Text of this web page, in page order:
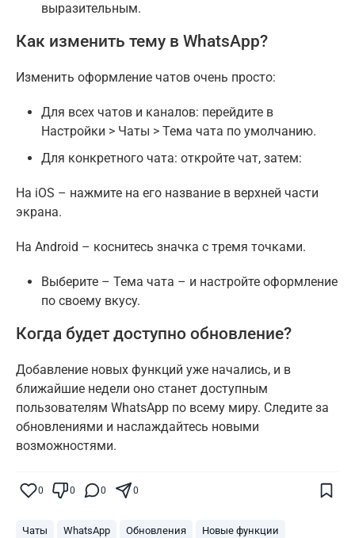
выразительным.
Как изменить тему в WhatsApp?
Изменить оформление чатов очень просто:
Для всех чатов и каналов: перейдите в
Настройки > Чаты > Тема чата по умолчанию.
Для конкретного чата: откройте чат, затем:
На iOS – нажмите на его название в верхней части
экрана.
На Android – коснитесь значка с тремя точками.
Выберите – Тема чата – и настройте оформление
по своему вкусу.
Когда будет доступно обновление?
Добавление новых функций уже начались, и в
ближайшие недели оно станет доступным
пользователям WhatsApp по всему миру. Следите за
обновлениями и наслаждайтесь новыми
возможностями.
0 0 0 0
Чаты WhatsApp Обновления Новые функции
показываться вам